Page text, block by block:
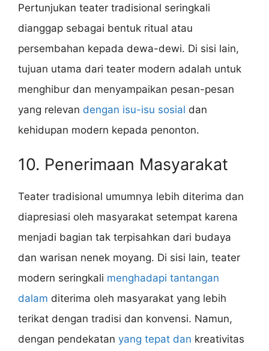
Pertunjukan teater tradisional seringkali
dianggap sebagai bentuk ritual atau
persembahan kepada dewa-dewi. Di sisi lain,
tujuan utama dari teater modern adalah untuk
menghibur dan menyampaikan pesan-pesan
yang relevan dengan isu-isu sosial dan
kehidupan modern kepada penonton.
10. Penerimaan Masyarakat
Teater tradisional umumnya lebih diterima dan
diapresiasi oleh masyarakat setempat karena
menjadi bagian tak terpisahkan dari budaya
dan warisan nenek moyang. Di sisi lain, teater
modern seringkali menghadapi tantangan
dalam diterima oleh masyarakat yang lebih
terikat dengan tradisi dan konvensi. Namun,
dengan pendekatan yang tepat dan kreativitas